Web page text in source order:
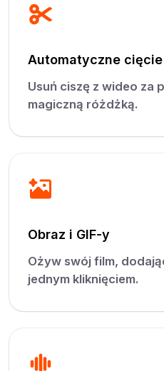
Automatyczne cięcie
Usuń ciszę z wideo za
magiczną różdżką.
Obraz i GIF-y
Ożyw swój film,
jednym kliknięciem.